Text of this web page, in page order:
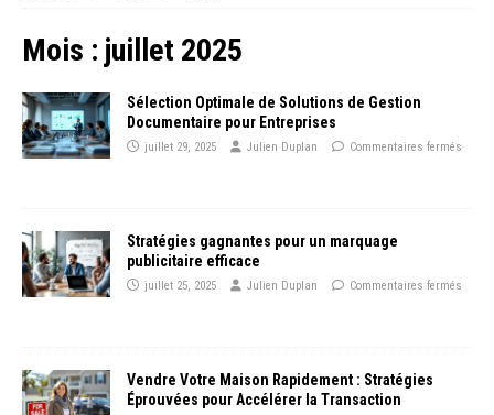
Mois : juillet 2025
Sélection Optimale de Solutions de Gestion
Documentaire pour Entreprises
juillet 29, 2025 Julien Duplan Commentaires fermés
Stratégies gagnantes pour un marquage
publicitaire efficace
juillet 25, 2025 Julien Duplan Commentaires fermés
Vendre Votre Maison Rapidement : Stratégies
Éprouvées pour Accélérer la Transaction